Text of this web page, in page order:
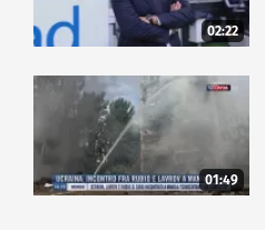
02:22
01:49